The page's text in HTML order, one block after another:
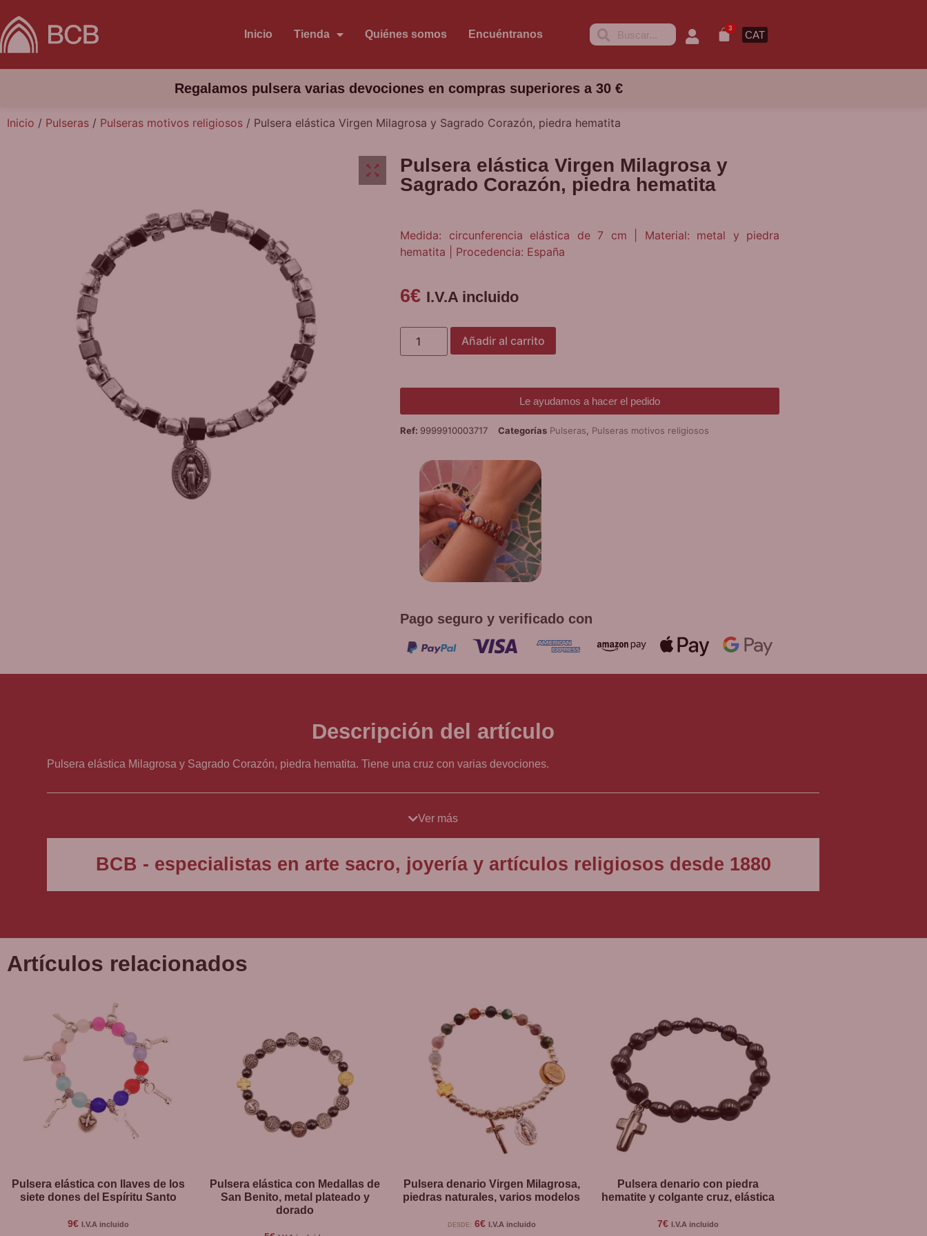
Inicio Tienda Quiénes somos Encuéntranos
3
CAT
Regalamos pulsera varias devociones en compras superiores a 30 €
Inicio / Pulseras / Pulseras motivos religiosos / Pulsera elástica Virgen Milagrosa y Sagrado Corazón, piedra hematita
Pulsera elástica Virgen Milagrosa y
Sagrado Corazón, piedra hematita
Medida: circunferencia elástica de 7 cm | Material: metal y piedra
hematita | Procedencia: España
6€ I.V.A incluido
Añadir al carrito
Le ayudamos a hacer el pedido
Ref: 9999910003717 Categorías Pulseras, Pulseras motivos religiosos
Pago seguro y verificado con
Descripción del artículo
Pulsera elástica Milagrosa y Sagrado Corazón, piedra hematita. Tiene una cruz con varias devociones.
Ver más
BCB - especialistas en arte sacro, joyería y artículos religiosos desde 1880
Artículos relacionados
Pulsera elástica con llaves de los
siete dones del Espíritu Santo
9€ I.V.A incluido
Pulsera elástica con Medallas de
San Benito, metal plateado y
dorado
Pulsera denario Virgen Milagrosa,
piedras naturales, varios modelos
DESDE: 6€ I.V.A incluido
Pulsera denario con piedra
hematite y colgante cruz, elástica
7€ I.V.A incluido